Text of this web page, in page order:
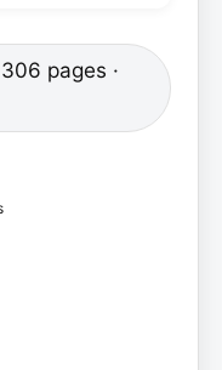
pages ·